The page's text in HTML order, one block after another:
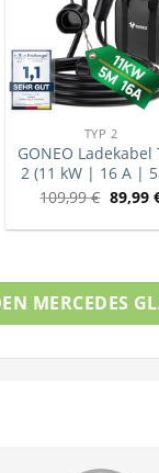
TYP 2
GONEO Ladekabel
2 (11 kW | 16 A |
109,99€ 89,99
MERCEDES